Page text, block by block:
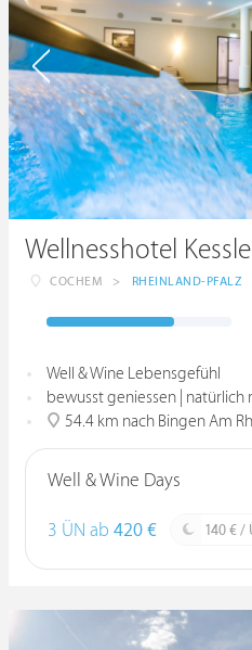
Wellnesshotel
COCHEM > RHEINLAND-PFALZ
Well & Wine Lebensgefühl
bewusst geniessen | natürlich
54.4 km nach Bingen Am
Well & Wine Days
3 ÜN ab 420 € 140 € /